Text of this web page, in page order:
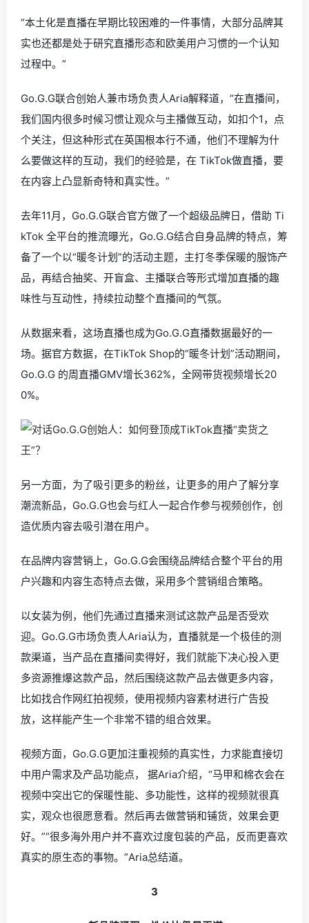
“本土化是直播在早期比较困难的一件事情，大部分品牌其
实也还都是处于研究直播形态和欧美用户习惯的一个认知
过程中。”
Go.G.G联合创始人兼市场负责人Aria解释道，“在直播间，
我们国内很多时候习惯让观众与主播做互动，如扣个1，点
个关注，但这种形式在英国根本行不通，他们不理解为什
么要做这样的互动， 我们的经验是，在 TikTok做直播，要
在内容上凸显新奇特和真实性。 ”
去年11月，Go.G.G联合官方做了一个超级品牌日，借助 Ti
kTok 全平台的推流曝光，Go.G.G结合自身品牌的特点，筹
备了一个以“暖冬计划”的活动主题，主打冬季保暖的服饰产
品，再结合抽奖、开盲盒、主播联合等形式增加直播的趣
味性与互动性，持续拉动整个直播间的气氛。
从数据来看，这场直播也成为Go.G.G直播数据最好的一
场。据官方数据，在TikTok Shop的“暖冬计划”活动期间，
Go.G.G 的周直播GMV增长362%，全网带货视频增长20
0%。
另一方面，为了吸引更多的粉丝，让更多的用户了解分享
潮流新品，Go.G.G也会与红人一起合作参与视频创作，创
造优质内容去吸引潜在用户。
在品牌内容营销上，Go.G.G会围绕品牌结合整个平台的用
户兴趣和内容生态特点去做，采用多个营销组合策略。
以女装为例，他们先通过直播来测试这款产品是否受欢
迎。Go.G.G市场负责人Aria认为，直播就是一个极佳的测
款渠道，当产品在直播间卖得好，我们就能下决心投入更
多资源推爆这款产品，然后围绕这款产品去做更多内容，
比如找合作网红拍视频，使用视频内容素材进行广告投
放，这样能产生一个非常不错的组合效果。
视频方面，Go.G.G更加注重视频的真实性，力求能直接切
中用户需求及产品功能点， 据Aria介绍，“马甲和棉衣会在
视频中突出它的保暖性能、多功能性，这样的视频就很真
实，观众也很愿意看。然后再去做营销和铺货，效果会更
好。”“很多海外用户并不喜欢过度包装的产品，反而更喜欢
真实的原生态的事物。”Aria总结道。
3